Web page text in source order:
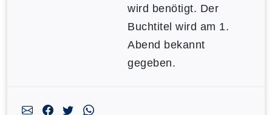
wird benötigt. Der
Buchtitel wird am 1.
Abend bekannt
gegeben.